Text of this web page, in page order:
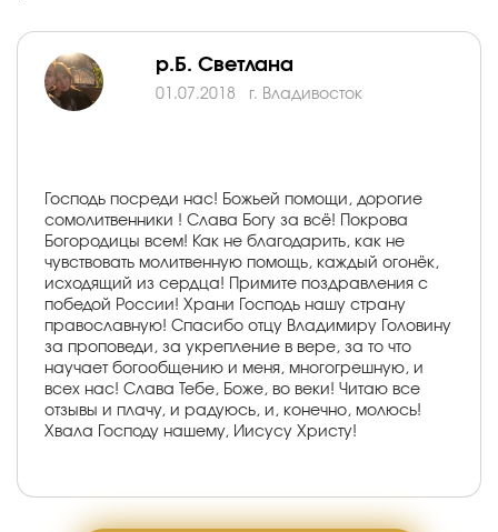
р.Б. Светлана
01.07.2018 г. Владивосток
Господь посреди нас! Божьей помощи, дорогие
сомолитвенники ! Слава Богу за всё! Покрова
Богородицы всем! Как не благодарить, как не
чувствовать молитвенную помощь, каждый огонёк,
исходящий из сердца! Примите поздравления с
победой России! Храни Господь нашу страну
православную! Спасибо отцу Владимиру Головину
за проповеди, за укрепление в вере, за то что
научает богообщению и меня, многогрешную, и
всех нас! Слава Тебе, Боже, во веки! Читаю все
отзывы и плачу, и радуюсь, и, конечно, молюсь!
Хвала Господу нашему, Иисусу Христу!